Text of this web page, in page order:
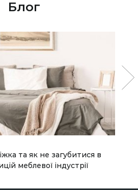
Блог
та як не загубитися в
меблевої індустрії